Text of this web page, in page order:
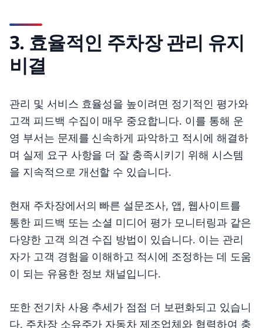
3. 효율적인 주차장 관리 유지
비결
관리 및 서비스 효율성을 높이려면 정기적인 평가와
고객 피드백 수집이 매우 중요합니다. 이를 통해 운
영 부서는 문제를 신속하게 파악하고 적시에 해결하
며 실제 요구 사항을 더 잘 충족시키기 위해 시스템
을 지속적으로 개선할 수 있습니다.
현재 주차장에서의 빠른 설문조사, 앱, 웹사이트를
통한 피드백 또는 소셜 미디어 평가 모니터링과 같은
다양한 고객 의견 수집 방법이 있습니다. 이는 관리
자가 고객 경험을 이해하고 적시에 조정하는 데 도움
이 되는 유용한 정보 채널입니다.
또한 전기차 사용 추세가 점점 더 보편화되고 있습니
다. 주차장 소유주가 자동차 제조업체와 협력하여 충